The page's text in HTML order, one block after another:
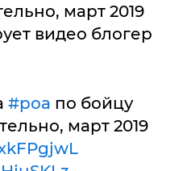
март 2019
видео блогер
#роа по бойцу
март 2019